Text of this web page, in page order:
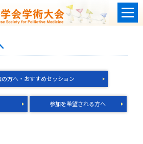
の方へ・おすすめセッション
参加を希望される方へ